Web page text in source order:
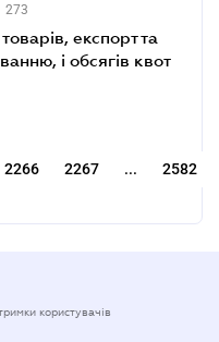
273
експорт та
і обсягів квот
2266 2267 ... 2582
користувачів